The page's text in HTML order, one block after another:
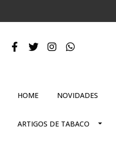
HOME NOVIDADES
ARTIGOS DE TABACO